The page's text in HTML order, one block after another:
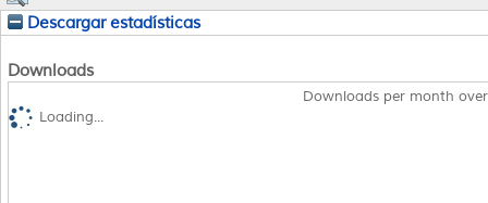
Descargar estadísticas
Downloads
Downloads per month
Loading...